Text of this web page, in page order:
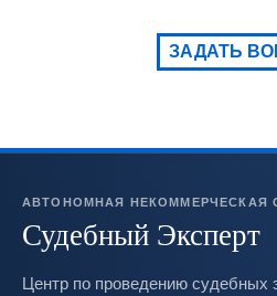
ЗАДАТЬ
АВТОНОМНАЯ НЕКОММЕРЧЕСКАЯ
Судебный Эксперт
Центр по проведению судебных